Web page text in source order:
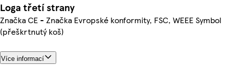
Loga třetí strany
Značka CE - Značka Evropské konformity, FSC, WEEE Symbol
(přeškrtnutý koš)
Více informací